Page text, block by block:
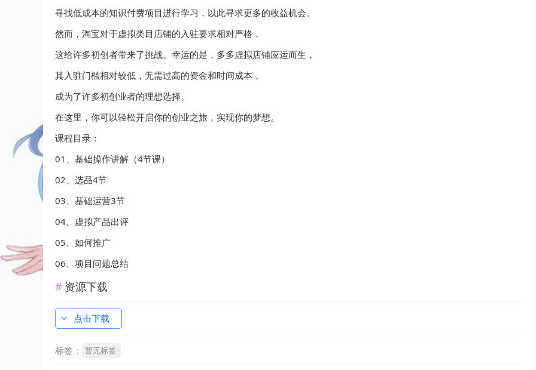
寻找低成本的知识付费项目进行学习，以此寻求更多的收益机会。
然而，淘宝对于虚拟类目店铺的入驻要求相对严格，
这给许多初创者带来了挑战。幸运的是，多多虚拟店铺应运而生，
其入驻门槛相对较低，无需过高的资金和时间成本，
成为了许多初创业者的理想选择。
在这里，你可以轻松开启你的创业之旅，实现你的梦想。
课程目录：
01、基础操作讲解（4节课）
02、选品4节
03、基础运营3节
04、虚拟产品出评
05、如何推广
06、项目问题总结
资源下载
点击下载
标签： 暂无标签